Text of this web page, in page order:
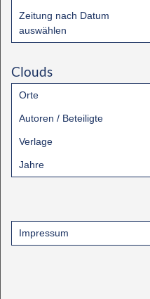
Zeitung nach Datum
auswählen
Clouds
Orte
Autoren / Beteiligte
Verlage
Jahre
Impressum